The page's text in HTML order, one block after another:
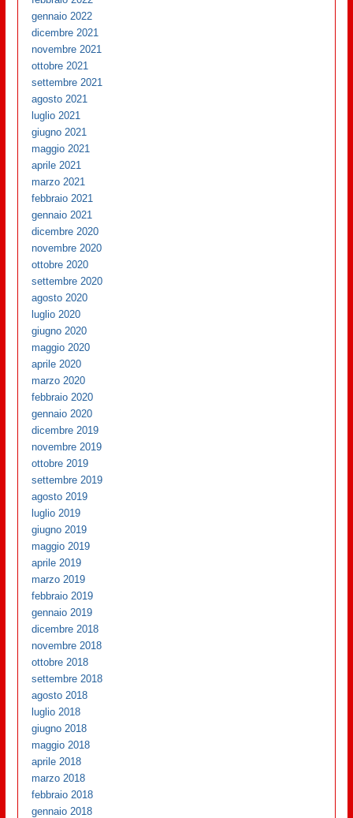
gennaio 2022
dicembre 2021
novembre 2021
ottobre 2021
settembre 2021
agosto 2021
luglio 2021
giugno 2021
maggio 2021
aprile 2021
marzo 2021
febbraio 2021
gennaio 2021
dicembre 2020
novembre 2020
ottobre 2020
settembre 2020
agosto 2020
luglio 2020
giugno 2020
maggio 2020
aprile 2020
marzo 2020
febbraio 2020
gennaio 2020
dicembre 2019
novembre 2019
ottobre 2019
settembre 2019
agosto 2019
luglio 2019
giugno 2019
maggio 2019
aprile 2019
marzo 2019
febbraio 2019
gennaio 2019
dicembre 2018
novembre 2018
ottobre 2018
settembre 2018
agosto 2018
luglio 2018
giugno 2018
maggio 2018
aprile 2018
marzo 2018
febbraio 2018
gennaio 2018